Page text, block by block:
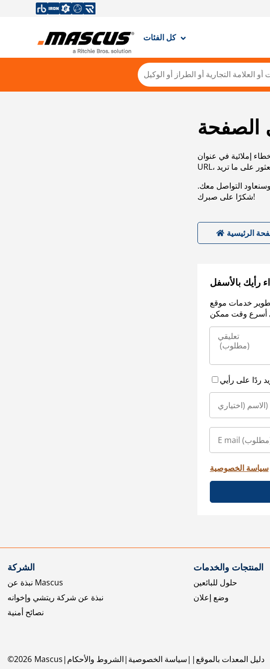
كل الفئات
الصفحة
إملائية في عنوان
التواصل معك.
شكرًا على صبرك!
الرئيسية
رأيك بالأسفل
خدمات موقع
سياسة الخصوصية
الشركة
نبذة عن Mascus
نبذة عن شركة ريتشي وإخوانه
نصائح أمنية
المنتجات والخدمات
حلول للبائعين
وضع إعلان
©2026 Mascus الشروط والأحكام سياسة الخصوصية دليل المعدات بالموقع